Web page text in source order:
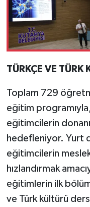
TÜRKÇE VE TÜRK
Toplam 729
eğitim
eğitimcilerin
hedefleniyor. Yurt
eğitimcilerin
hızlandırmak
eğitimlerin ilk
ve Türk kültürü